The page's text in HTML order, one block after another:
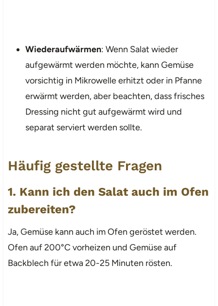
Wiederaufwärmen: Wenn Salat wieder
aufgewärmt werden möchte, kann Gemüse
vorsichtig in Mikrowelle erhitzt oder in Pfanne
erwärmt werden, aber beachten, dass frisches
Dressing nicht gut aufgewärmt wird und
separat serviert werden sollte.
Häufig gestellte Fragen
1. Kann ich den Salat auch im Ofen
zubereiten?
Ja, Gemüse kann auch im Ofen geröstet werden.
Ofen auf 200°C vorheizen und Gemüse auf
Backblech für etwa 20-25 Minuten rösten.